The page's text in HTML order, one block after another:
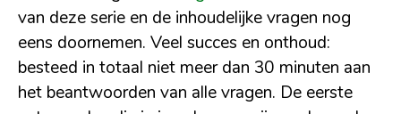
van deze serie en de inhoudelijke vragen nog
eens doornemen. Veel succes en onthoud:
besteed in totaal niet meer dan 30 minuten aan
het beantwoorden van alle vragen. De eerste